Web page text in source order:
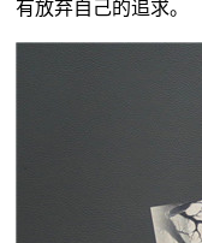
有放弃自己的追求。